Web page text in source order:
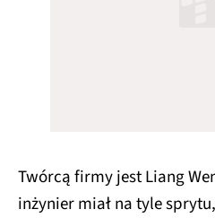
Twórcą firmy jest Liang
inżynier miał na tyle